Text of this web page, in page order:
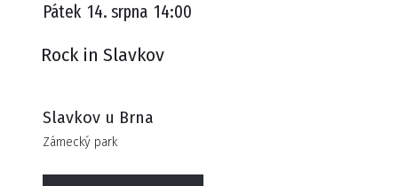
Pátek 14. srpna 14:00
Rock in Slavkov
Slavkov u Brna
Zámecký park